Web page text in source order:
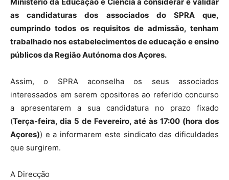
as candidaturas dos associados do SPRA que,
cumprindo todos os requisitos de admissão, tenham
trabalhado nos estabelecimentos de educação e ensino
públicos da Região Autónoma dos Açores.
Assim, o SPRA aconselha os seus associados
interessados em serem opositores ao referido concurso
a apresentarem a sua candidatura no prazo fixado
(Terça-feira, dia 5 de Fevereiro, até às 17:00 (hora dos
Açores)) e a informarem este sindicato das dificuldades
que surgirem.
A Direcção